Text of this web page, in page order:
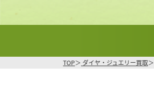
TOP ダイヤ・ジュエリー買取